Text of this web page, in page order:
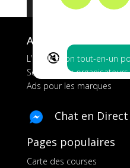
🔇
A propos de FMS
L’application tout-en-un
Services aux
Ads pour les marques
Chat en Direct
Pages populaires
Carte des courses